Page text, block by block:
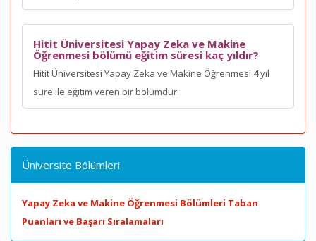
Hitit Üniversitesi Yapay Zeka ve Makine
Öğrenmesi bölümü eğitim süresi kaç yıldır?
Hitit Üniversitesi Yapay Zeka ve Makine Öğrenmesi 4yıl
süre ile eğitim veren bir bölümdür.
Üniversite Bölümleri
Yapay Zeka ve Makine Öğrenmesi Bölümleri Taban
Puanları ve Başarı Sıralamaları